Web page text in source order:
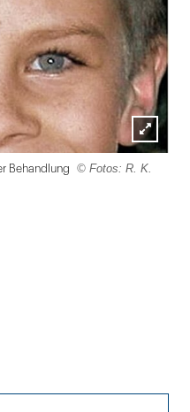
Lightbox
öffnen
Behandlung
© Fotos: R. K.